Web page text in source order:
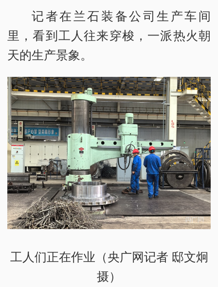
记者在兰石装备公司生产车间
里，看到工人往来穿梭，一派热火朝
天的生产景象。
工人们正在作业（央广网记者 邸文炯
摄）